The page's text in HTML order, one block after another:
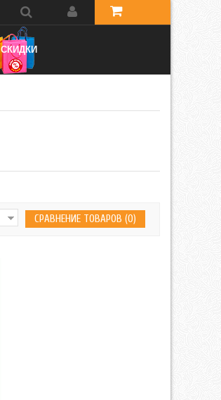
СКИДКИ
СРАВНЕНИЕ ТОВАРОВ (0)